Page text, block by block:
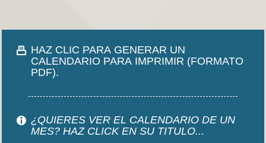
HAZ CLIC PARA GENERAR UN
CALENDARIO PARA IMPRIMIR (FORMATO
PDF).
¿QUIERES VER EL CALENDARIO DE UN
MES? HAZ CLICK EN SU TITULO...